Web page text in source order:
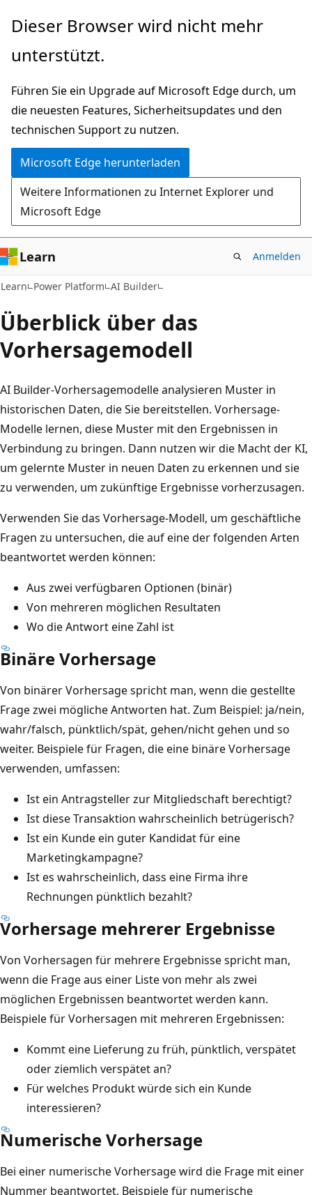
Zu
wechseln
Dieser Browser wird nicht mehr
unterstützt.
Führen Sie ein Upgrade auf Microsoft Edge durch, um
die neuesten Features, Sicherheitsupdates und den
technischen Support zu nutzen.
Microsoft Edge herunterladen
Weitere Informationen zu Internet Explorer und
Microsoft Edge
Learn Anmelden
Learn Power Platform AI Builder
Überblick über das
Vorhersagemodell
AI Builder-Vorhersagemodelle analysieren Muster in
historischen Daten, die Sie bereitstellen. Vorhersage-
Modelle lernen, diese Muster mit den Ergebnissen in
Verbindung zu bringen. Dann nutzen wir die Macht der KI,
um gelernte Muster in neuen Daten zu erkennen und sie
zu verwenden, um zukünftige Ergebnisse vorherzusagen.
Verwenden Sie das Vorhersage-Modell, um geschäftliche
Fragen zu untersuchen, die auf eine der folgenden Arten
beantwortet werden können:
Aus zwei verfügbaren Optionen (binär)
Von mehreren möglichen Resultaten
Wo die Antwort eine Zahl ist
Binäre Vorhersage
Von binärer Vorhersage spricht man, wenn die gestellte
Frage zwei mögliche Antworten hat. Zum Beispiel: ja/nein,
wahr/falsch, pünktlich/spät, gehen/nicht gehen und so
weiter. Beispiele für Fragen, die eine binäre Vorhersage
verwenden, umfassen:
Ist ein Antragsteller zur Mitgliedschaft berechtigt?
Ist diese Transaktion wahrscheinlich betrügerisch?
Ist ein Kunde ein guter Kandidat für eine
Marketingkampagne?
Ist es wahrscheinlich, dass eine Firma ihre
Rechnungen pünktlich bezahlt?
Vorhersage mehrerer Ergebnisse
Von Vorhersagen für mehrere Ergebnisse spricht man,
wenn die Frage aus einer Liste von mehr als zwei
möglichen Ergebnissen beantwortet werden kann.
Beispiele für Vorhersagen mit mehreren Ergebnissen:
Kommt eine Lieferung zu früh, pünktlich, verspätet
oder ziemlich verspätet an?
Für welches Produkt würde sich ein Kunde
interessieren?
Numerische Vorhersage
Bei einer numerische Vorhersage wird die Frage mit einer
Nummer beantwortet. Beispiele für numerische